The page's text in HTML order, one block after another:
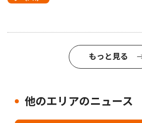
もっと見る
他のエリアのニュース